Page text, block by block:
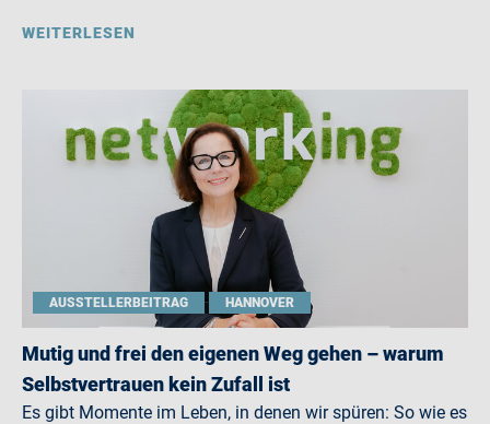
WEITERLESEN
AUSSTELLERBEITRAG HANNOVER
Mutig und frei den eigenen Weg gehen – warum
Selbstvertrauen kein Zufall ist
Es gibt Momente im Leben, in denen wir spüren: So wie es